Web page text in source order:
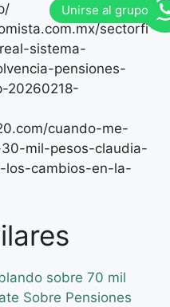
sectorfi
sistema-
pensiones-
20260218-
cuando-me-
mil-pesos-claudia-
los-cambios-en-la-
sobre 70 mil
Sobre Pensiones